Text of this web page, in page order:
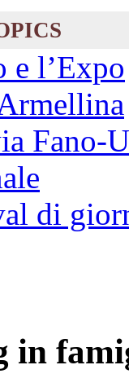
e l’Expo
Fano-
di
in